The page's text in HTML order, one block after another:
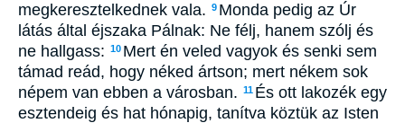
megkeresztelkednek vala. 9 Monda pedig az Úr
látás által éjszaka Pálnak: Ne félj, hanem szólj és
ne hallgass: 10 Mert én veled vagyok és senki sem
támad reád, hogy néked ártson; mert nékem sok
népem van ebben a városban. 11 És ott lakozék egy
esztendeig és hat hónapig, tanítva köztük az Isten